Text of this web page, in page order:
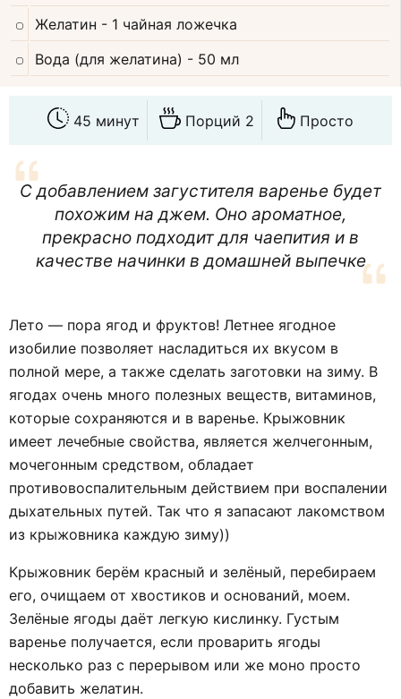
Желатин - 1 чайная ложечка
Вода (для желатина) - 50 мл
45 минут Порций 2 Просто
С добавлением загустителя варенье будет
похожим на джем. Оно ароматное,
прекрасно подходит для чаепития и в
качестве начинки в домашней выпечке
Лето — пора ягод и фруктов! Летнее ягодное
изобилие позволяет насладиться их вкусом в
полной мере, а также сделать заготовки на зиму. В
ягодах очень много полезных веществ, витаминов,
которые сохраняются и в варенье. Крыжовник
имеет лечебные свойства, является желчегонным,
мочегонным средством, обладает
противовоспалительным действием при воспалении
дыхательных путей. Так что я запасают лакомством
из крыжовника каждую зиму))
Крыжовник берём красный и зелёный, перебираем
его, очищаем от хвостиков и оснований, моем.
Зелёные ягоды даёт легкую кислинку. Густым
варенье получается, если проварить ягоды
несколько раз с перерывом или же моно просто
добавить желатин.